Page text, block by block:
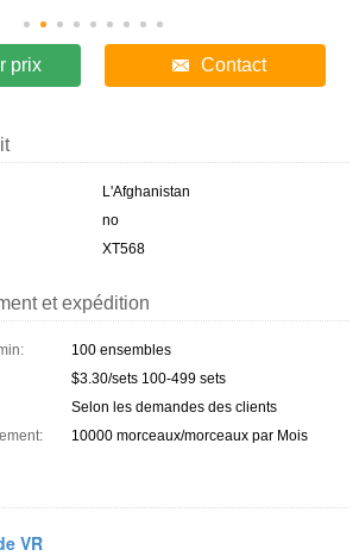
prix Contact
L'Afghanistan
no
XT568
et expédition
100 ensembles
$3.30/sets 100-499 sets
Selon les demandes des clients
10000 morceaux/morceaux par Mois
VR